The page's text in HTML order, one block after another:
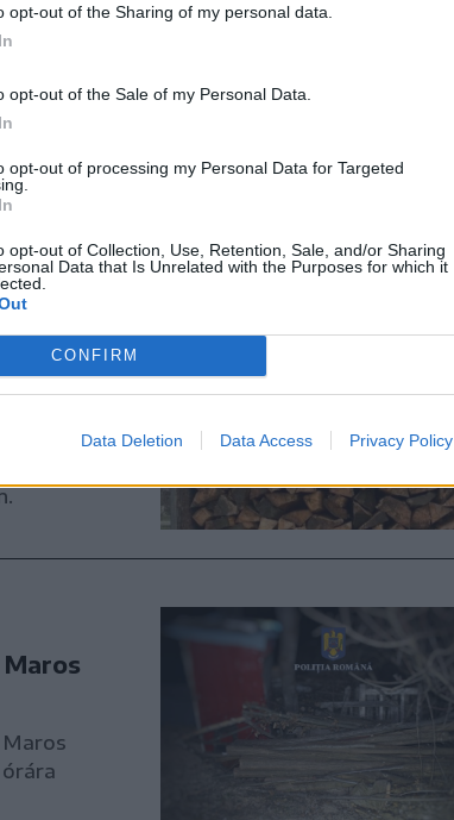
opt-out of the Sharing of my personal data.
opt-out of the Sale of my Personal Data.
opt-out of processing my Personal Data for Targeted
opt-out of Collection, Use, Retention, Sale, and/or Sharing
Data that Is Unrelated with the Purposes for which it
CONFIRM
Data Deletion Data Access Privacy Policy
hiányzó
egy
létező áru
a
egy
is